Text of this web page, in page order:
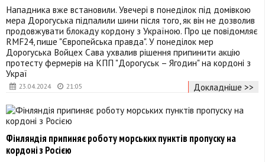
23.04.2024 21:05
Нападника вже встановили. Увечері в понеділок під домівкою
мера Дорогуська підпалили шини після того, як він не дозволив
продовжувати блокаду кордону з Україною. Про це повідомляє
RMF24, пише "Європейська правда". У понеділок мер
Дорогуська Войцех Сава ухвалив рішення припинити акцію
протесту фермерів на КПП "Дорогуськ – Ягодин" на кордоні з
Украї
Докладніше >>
Фінляндія припиняє роботу морських пунктів пропуску на
кордоні з Росією